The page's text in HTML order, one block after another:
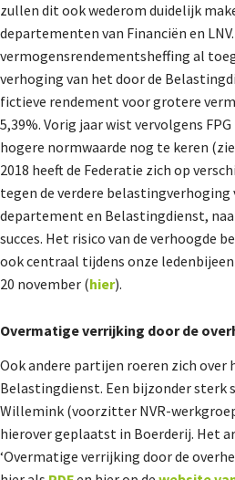
zullen dit ook wederom duidelijk
departementen van Financiën en LNV.
vermogensrendementsheffing al
verhoging van het door de
fictieve rendement voor grotere
5,39%. Vorig jaar wist vervolgens
hogere normwaarde nog te keren
2018 heeft de Federatie zich op
tegen de verdere
departement en Belastingdienst,
succes. Het risico van de verhoogde
ook centraal tijdens onze
20 november (hier).
Overmatige verrijking door de
Ook andere partijen roeren zich over
Belastingdienst. Een bijzonder sterk
Willemink (voorzitter NVR-
hierover geplaatst in Boerderij. Het
‘Overmatige verrijking door de